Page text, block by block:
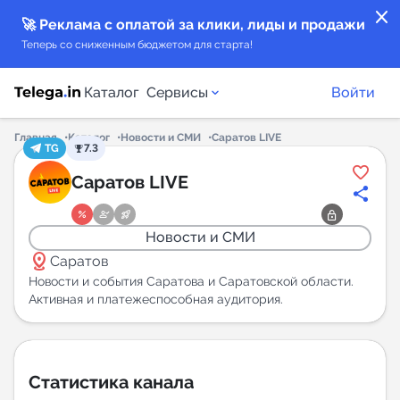
close
🚀 Реклама с оплатой за клики, лиды и продажи
Теперь со сниженным бюджетом для старта!
Каталог Сервисы
Каталог каналов
Каталог ботов
Горящие предложения
Индекс читаемости каналов в Telegram
New
New
Войти
Главная Каталог Новости и СМИ
Саратов LIVE
TG
7.3
Саратов LIVE
Новости и СМИ
distance Саратов
Новости и события Саратова и Саратовской области.
Активная и платежеспособная аудитория.
Статистика канала